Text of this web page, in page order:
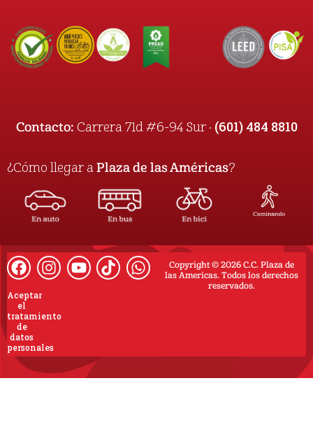
Contacto: Carrera 71d #6-94 Sur · (601) 484 8810
¿Cómo llegar a Plaza de las Américas?
Copyright © 2026 C.C. Plaza de
las Americas. Todos los derechos
reservados.
Aceptar
el
tratamiento
de
datos
personales